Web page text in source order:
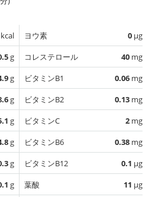
kcal
g
g
g
g
g
g
g
ヨウ素 0 µg
コレステロール
40 mg
ビタミンB1
0.06 mg
ビタミンB2
0.13 mg
ビタミンC
2 mg
ビタミンB6
0.38 mg
ビタミンB12
0.1 µg
葉酸
11 µg